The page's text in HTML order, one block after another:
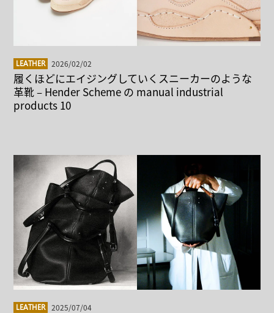
LEATHER 2026/02/02
履くほどにエイジングしていくスニーカーのような
革靴 – Hender Scheme の manual industrial
products 10
LEATHER 2025/07/04